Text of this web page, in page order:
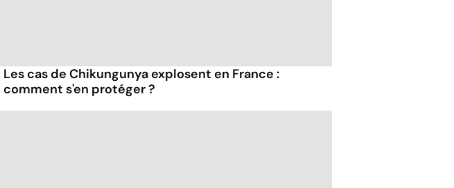
Les cas de Chikungunya explosent en France :
comment s'en protéger ?